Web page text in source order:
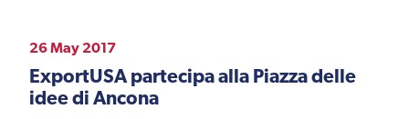
Apertura Ristoranti
26 May 2017
ExportUSA partecipa alla Piazza delle
idee di Ancona